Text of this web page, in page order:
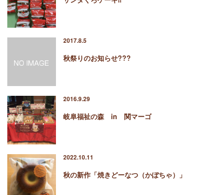
2017.8.5
秋祭りのお知らせ???
2016.9.29
岐阜福祉の森 in 関マーゴ
2022.10.11
秋の新作「焼きどーなつ（かぼちゃ）」